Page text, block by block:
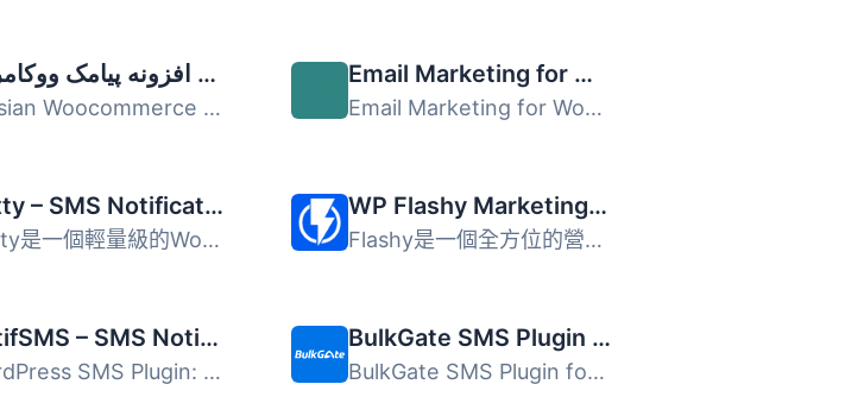
افزونه پیامک ووکامرس Persian WooCommerce SMS
Persian Woocommerce SMS 是一款能與免費商店系統 Woocommerc...
Email Marketing for WooCommerce by Omnisend
Email Marketing for WooCommerce by Omnisend 是一款強大且...
Texty – SMS Notification for WordPress, WooCommerce, Dokan and more
Texty是一個輕量級的WordPress簡訊通知外掛程式。 隨著您收...
WP Flashy Marketing Automation
Flashy是一個全方位的營銷平台，旨在幫助電商網站增加銷售額...
NotifSMS – SMS Notifications OTP & 2FA for WordPress & WooCommerce
WordPress SMS Plugin: 如果你想在你的 WordPress 網站或應用...
BulkGate SMS Plugin for WooCommerce
BulkGate SMS Plugin for WooCommerce 是一款多通路訊息外掛...